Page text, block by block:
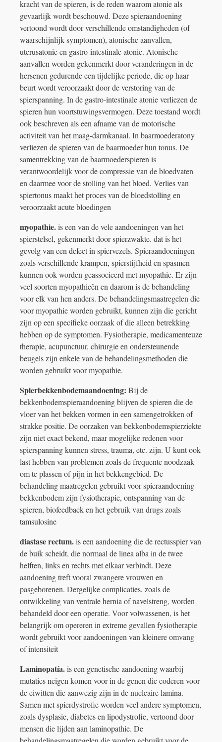
kracht van de spieren, is de reden waarom atonie als
gevaarlijk wordt beschouwd. Deze spieraandoening
vertoond wordt door verschillende omstandigheden (of
waarschijnlijk symptomen), atonische aanvallen,
uterusatonie en gastro-intestinale atonie. Atonische
aanvallen worden gekenmerkt door veranderingen in de
hersenen gedurende een tijdelijke periode, die op haar
beurt wordt veroorzaakt door de verstoring van de
spierspanning. In de gastro-intestinale atonie verliezen de
spieren hun voortstuwingsvermogen. Deze toestand wordt
ook beschreven als een afname van de motorische
activiteit van het maag-darmkanaal. In baarmoederatony
verliezen de spieren van de baarmoeder hun tonus. De
samentrekking van de baarmoederspieren is
verantwoordelijk voor de compressie van de bloedvaten
en daarmee voor de stolling van het bloed. Verlies van
spiertonus maakt het proces van de bloedstolling en
veroorzaakt acute bloedingen
myopathie.is een van de vele aandoeningen van het
spierstelsel, gekenmerkt door spierzwakte. dat is het
gevolg van een defect in spiervezels. Spieraandoeningen
zoals verschillende krampen, spierstijfheid en spasmen
kunnen ook worden geassocieerd met myopathie. Er zijn
veel soorten myopathieën en daarom is de behandeling
voor elk van hen anders. De behandelingsmaatregelen die
voor myopathie worden gebruikt, kunnen zijn die gericht
zijn op een specifieke oorzaak of die alleen betrekking
hebben op de symptomen. Fysiotherapie, medicamenteuze
therapie, acupunctuur, chirurgie en ondersteunende
beugels zijn enkele van de behandelingsmethoden die
worden gebruikt voor myopathie.
Spierbekkenbodemaandoening: Bij de
bekkenbodemspieraandoening blijven de spieren die de
vloer van het bekken vormen in een samengetrokken of
strakke positie. De oorzaken van bekkenbodemspierziekte
zijn niet exact bekend, maar mogelijke redenen voor
spierspanning kunnen stress, trauma, etc. zijn. U kunt ook
last hebben van problemen zoals de frequente noodzaak
om te plassen of pijn in het bekkengebied. De
behandeling maatregelen gebruikt voor spieraandoening
bekkenbodem zijn fysiotherapie, ontspanning van de
spieren, biofeedback en het gebruik van drugs zoals
tamsulosine
diastase rectum.is een aandoening die de rectusspier van
de buik scheidt, die normaal de linea alba in de twee
helften, links en rechts met elkaar verbindt. Deze
aandoening treft vooral zwangere vrouwen en
pasgeborenen. Dergelijke complicaties, zoals de
ontwikkeling van ventrale hernia of navelstreng, worden
behandeld door een operatie. Voor volwassenen, is het
belangrijk om opereren in extreme gevallen fysiotherapie
wordt gebruikt voor aandoeningen van kleinere omvang
of intensiteit
Laminopatía.is een genetische aandoening waarbij
mutaties neigen komen voor in de genen die coderen voor
de eiwitten die aanwezig zijn in de nucleaire lamina.
Samen met spierdystrofie worden veel andere symptomen,
zoals dysplasie, diabetes en lipodystrofie, vertoond door
mensen die lijden aan laminopathie. De